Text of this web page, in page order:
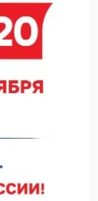
«Семья